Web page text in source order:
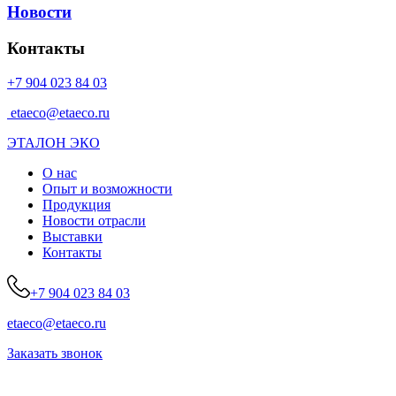
Новости
Контакты
+7 904 023 84 03
etaeco@etaeco.ru
ЭТАЛОН ЭКО
О нас
Опыт и возможности
Продукция
Новости отрасли
Выставки
Контакты
+7 904 023 84 03
etaeco@etaeco.ru
Заказать звонок